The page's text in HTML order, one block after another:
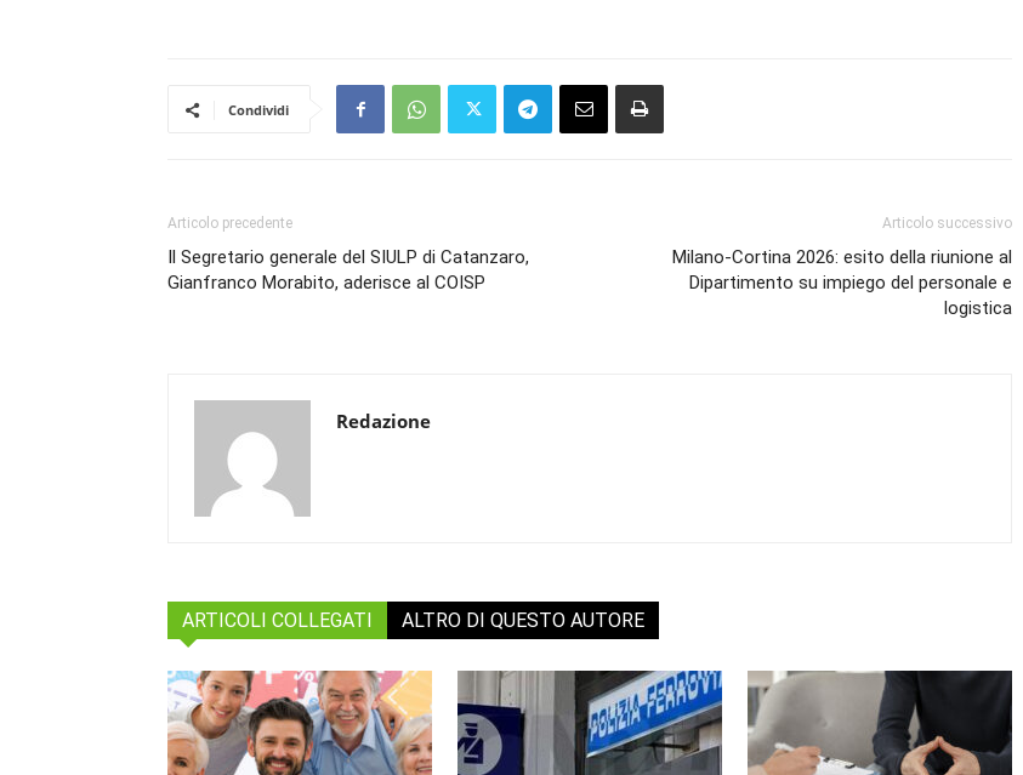
Condividi
Articolo precedente
Il Segretario generale del SIULP di Catanzaro,
Gianfranco Morabito, aderisce al COISP
Articolo successivo
Milano‑Cortina 2026: esito della riunione al
Dipartimento su impiego del personale e
logistica
Redazione
ARTICOLI COLLEGATI ALTRO DI QUESTO AUTORE